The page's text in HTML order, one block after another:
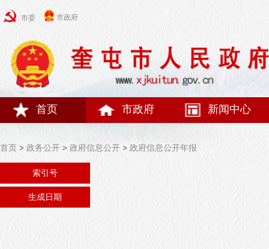
市委 市政府
首页 市政府 新闻中心
首页 > 政务公开 > 政府信息公开 > 政府信息公开年报
索引号
生成日期